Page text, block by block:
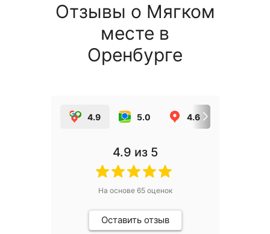
Отзывы о Мягком
месте в
Оренбурге
4.9 5.0 4.6
4.9 из 5
На основе 65оценок
Оставить отзыв